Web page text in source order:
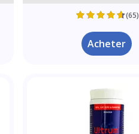
(65)
Acheter